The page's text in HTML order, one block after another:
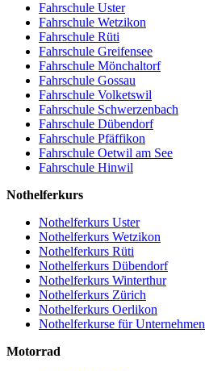
Fahrschule Uster
Fahrschule Wetzikon
Fahrschule Rüti
Fahrschule Greifensee
Fahrschule Mönchaltorf
Fahrschule Gossau
Fahrschule Volketswil
Fahrschule Schwerzenbach
Fahrschule Dübendorf
Fahrschule Pfäffikon
Fahrschule Oetwil am See
Fahrschule Hinwil
Nothelferkurs
Nothelferkurs Uster
Nothelferkurs Wetzikon
Nothelferkurs Rüti
Nothelferkurs Dübendorf
Nothelferkurs Winterthur
Nothelferkurs Zürich
Nothelferkurs Oerlikon
Nothelferkurse für Unternehmen
Motorrad